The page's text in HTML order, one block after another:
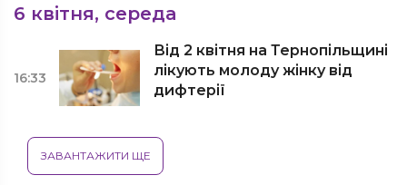
6 квітня, середа
16:33
Від 2 квітня на Тернопільщині
лікують молоду жінку від
дифтерії
ЗАВАНТАЖИТИ ЩЕ